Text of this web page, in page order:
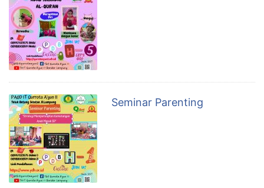
Seminar Parenting